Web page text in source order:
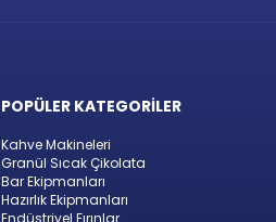
POPÜLER KATEGORİLER
Kahve Makineleri
Granül Sıcak Çikolata
Bar Ekipmanları
Hazırlık Ekipmanları
Endüstriyel Fırınlar